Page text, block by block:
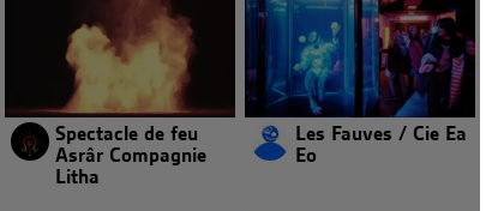
Spectacle de feu
Asrâr Compagnie
Litha
Les Fauves / Cie Ea
Eo